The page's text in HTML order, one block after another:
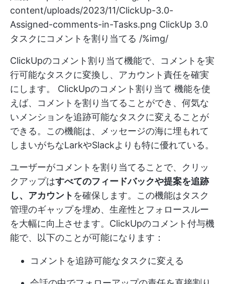
content/uploads/2023/11/ClickUp-3.0-
Assigned-comments-in-Tasks.png ClickUp 3.0
タスクにコメントを割り当てる /%img/
ClickUpのコメント割り当て機能で、コメントを実
行可能なタスクに変換し、アカウント責任を確実
にします。 ClickUpのコメント割り当て 機能を使
えば、コメントを割り当てることができ、何気な
いメンションを追跡可能なタスクに変えることが
できる。この機能は、メッセージの海に埋もれて
しまいがちなLarkやSlackよりも特に優れている。
ユーザーがコメントを割り当てることで、クリッ
クアップはすべてのフィードバックや提案を追跡
し、アカウント を確保します。この機能はタスク
管理のギャップを埋め、生産性とフォロースルー
を大幅に向上させます。ClickUpのコメント付与機
能で、以下のことが可能になります：
コメントを追跡可能なタスクに変える